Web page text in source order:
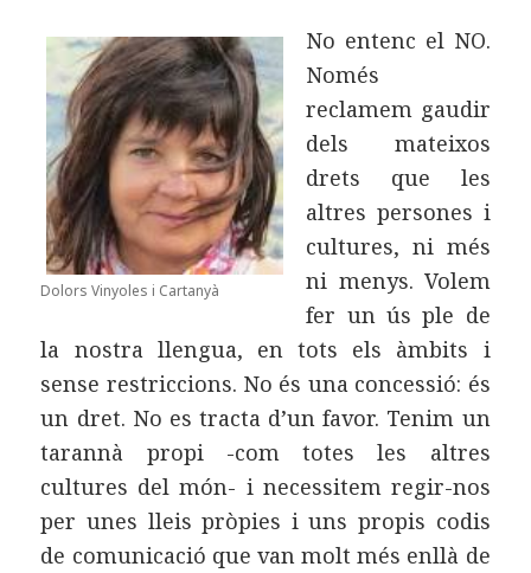
Dolors Vinyoles i Cartanyà
No entenc el NO.
Només
reclamem gaudir
dels mateixos
drets que les
altres persones i
cultures, ni més
ni menys. Volem
fer un ús ple de
la nostra llengua, en tots els àmbits i
sense restriccions. No és una concessió: és
un dret. No es tracta d’un favor. Tenim un
tarannà propi -com totes les altres
cultures del món- i necessitem regir-nos
per unes lleis pròpies i uns propis codis
de comunicació que van molt més enllà de